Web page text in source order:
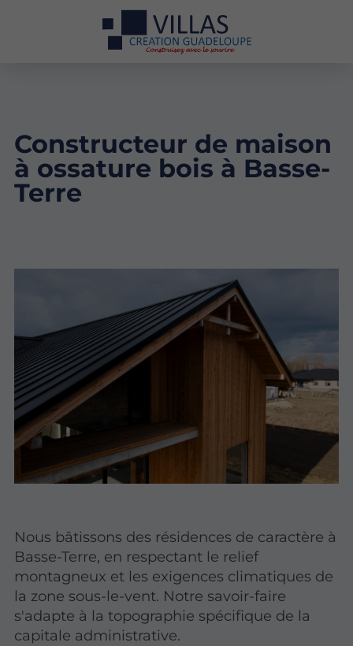
Constructeur de maison
à ossature bois à Basse-
Terre
Nous bâtissons des résidences de caractère à
Basse-Terre, en respectant le relief
montagneux et les exigences climatiques de
la zone sous-le-vent. Notre savoir-faire
s'adapte à la topographie spécifique de la
capitale administrative.